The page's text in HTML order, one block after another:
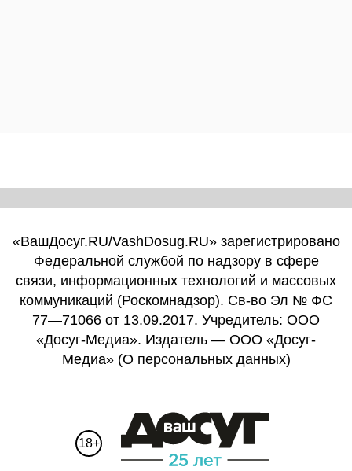
«ВашДосуг.RU/VashDosug.RU» зарегистрировано
Федеральной службой по надзору в сфере
связи, информационных технологий и массовых
коммуникаций (Роскомнадзор). Св-во Эл № ФС
77—71066 от 13.09.2017. Учредитель: ООО
«Досуг-Медиа». Издатель — ООО «Досуг-
Медиа» (О персональных данных)
18+